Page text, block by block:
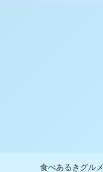
食べあるきグルメ